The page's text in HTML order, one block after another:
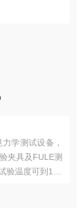
学测试设备，
夹具及FULE测
验温度可到120